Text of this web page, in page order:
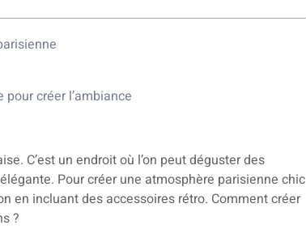
créer l’ambiance
C’est un endroit où l’on peut déguster des
Pour créer une atmosphère parisienne chic
en incluant des accessoires rétro. Comment créer
?